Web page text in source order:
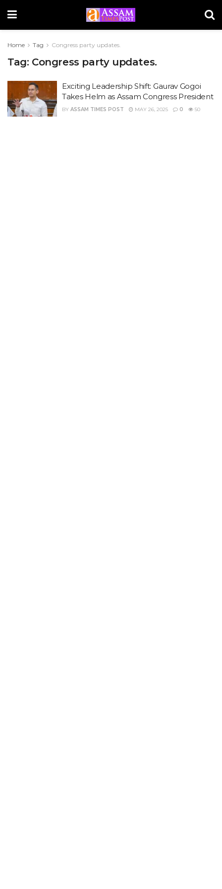
Home Tag Congress party updates.
Tag: Congress party updates.
Exciting Leadership Shift: Gaurav Gogoi
Takes Helm as Assam Congress President
BY ASSAM TIMES POST MAY 26, 2025 0 50